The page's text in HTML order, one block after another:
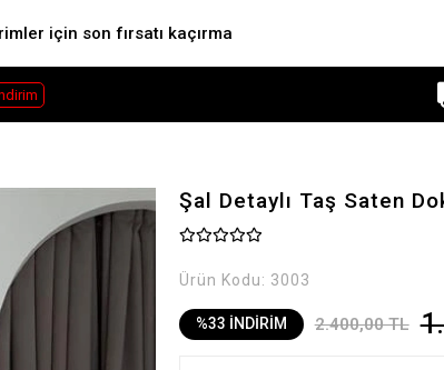
için son fırsatı kaçırma
Şal Detaylı Taş Saten
Ürün Kodu: 3003
%33 İNDİRİM 2.400,00 TL